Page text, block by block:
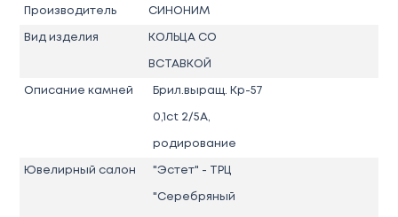
Производитель СИНОНИМ
Вид изделия КОЛЬЦА СО
ВСТАВКОЙ
Описание камней Брил.выращ. Кр-57
0,1ct 2/5А,
родирование
Ювелирный салон "Эстет" - ТРЦ
"Серебряный